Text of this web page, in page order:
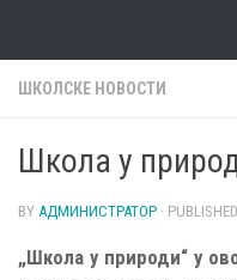
ШКОЛСКЕ НОВОСТИ
Школа у
BY АДМИНИСТРАТОР · PUBLISHED
„Школа у природи“ у